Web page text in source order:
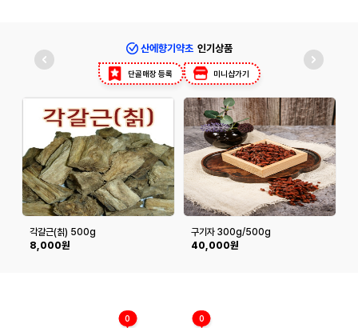
산에향기약초 인기상품
단골매장 등록 미니샵가기
각갈근(칡) 500g
8,000원
구기자 300g/500g
40,000원
0 0